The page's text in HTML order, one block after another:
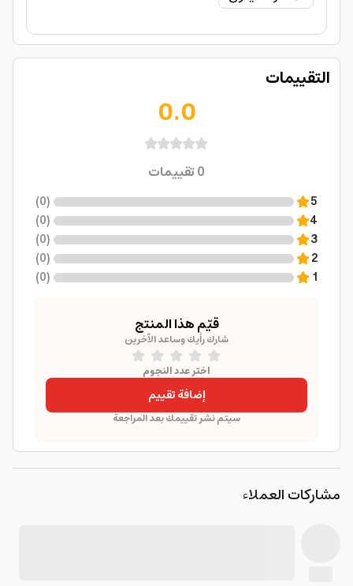
التقييمات
0.0
0تقييمات
5
(
0
)
4
(
0
)
3
(
0
)
2
(
0
)
1
(
0
)
قيّم هذا المنتج
شارك رأيك وساعد الآخرين
اختر عدد النجوم
إضافة تقييم
سيتم نشر تقييمك بعد المراجعة
مشاركات العملاء